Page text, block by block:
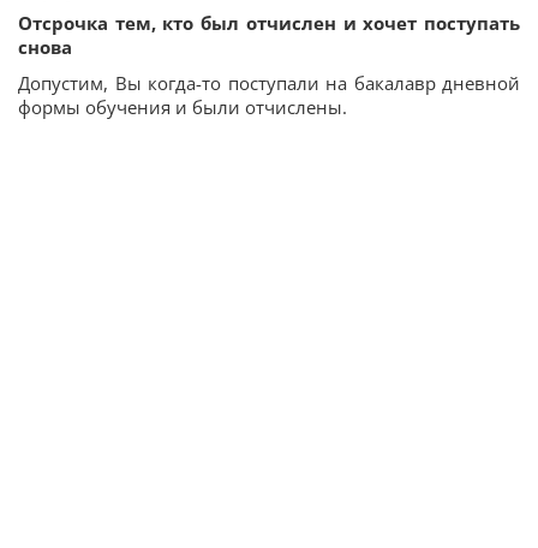
Отсрочка тем, кто был отчислен и хочет поступать
снова
Допустим, Вы когда-то поступали на бакалавр дневной
формы обучения и были отчислены.